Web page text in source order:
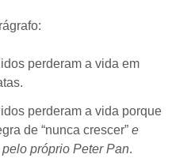
perderam a vida em
perderam a vida porque
de “nunca crescer”e
próprio Peter Pan.